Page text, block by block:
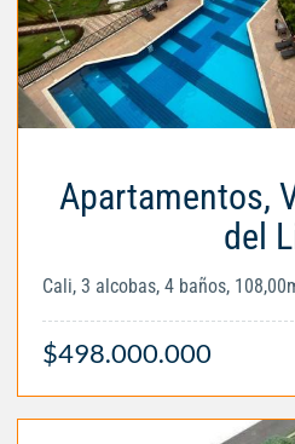
Apartamentos,
del
Cali, 3 alcobas, 4 baños,
$498.000.000